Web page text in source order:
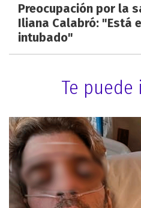
Preocupación por la
Iliana Calabró: "Está
intubado"
Te